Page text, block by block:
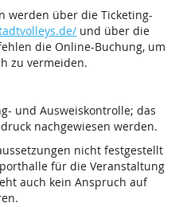
werden über die Ticketing-
und über die
die Online-Buchung, um
zu vermeiden.
und Ausweiskontrolle; das
nachgewiesen werden.
nicht festgestellt
für die Veranstaltung
auch kein Anspruch auf